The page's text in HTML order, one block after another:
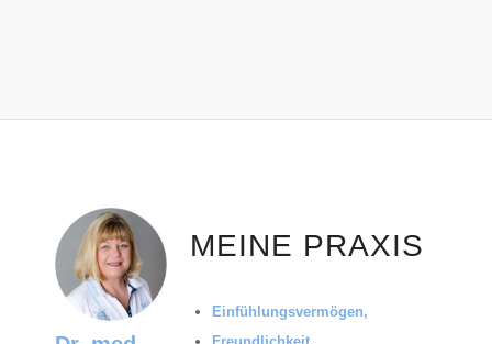
MEINE PRAXIS
Einfühlungsvermögen,